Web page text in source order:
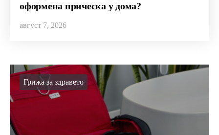
оформена прическа у дома?
август 7, 2026
Грижа за здравето